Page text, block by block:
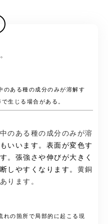
のある種の成分のみが溶解す
生じる場合がある。
のある種の成分のみが溶
いいます。表面が変色す
。張強さや伸びが大きく
しやすくなります。 黄銅
ります。
の箇所で局部的に起こる現